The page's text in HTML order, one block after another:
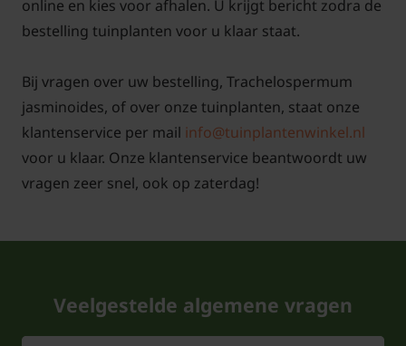
zomermaanden. Let er dan wel op dat u de
zet en ze bij warme en droge periodes voldoende
extra water krijgen. De kluit is dan nog niet
voldoende ontwikkeld om voldoende vocht uit de
grond te zuigen. Wanneer de Witte Toscaanse
jasmijn in het najaar of winter wordt aangeplant,
online en kies voor afhalen. U krijgt bericht zodra de
bestelling tuinplanten voor u klaar staat.
Bij vragen over uw bestelling, Trachelospermum
jasminoides, of over onze tuinplanten, staat onze
klantenservice per mail info@tuinplantenwinkel.nl
voor u klaar. Onze klantenservice beantwoordt uw
vragen zeer snel, ook op zaterdag!
Veelgestelde algemene vragen